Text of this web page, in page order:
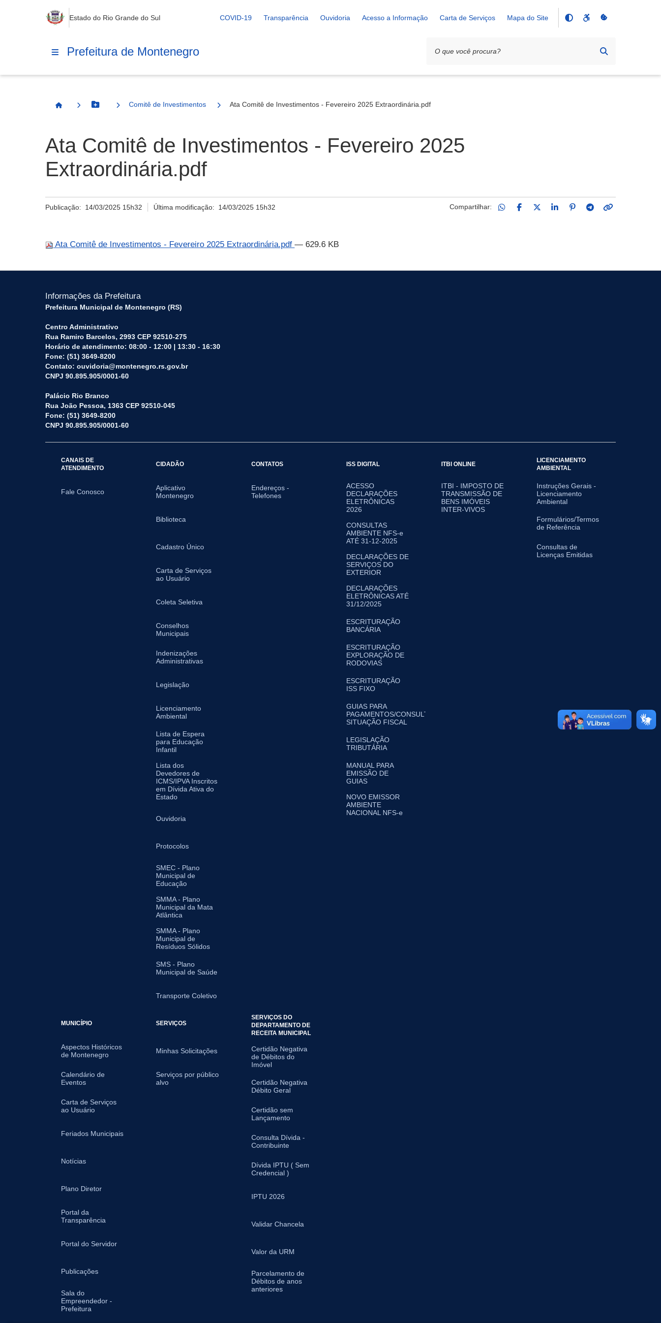
Estado do Rio Grande do Sul COVID-19 Transparência Ouvidoria Acesso a Informação Carta de Serviços Mapa do Site
Prefeitura de Montenegro
Página InicialBotão Menu
Comitê de Investimentos Ata Comitê de Investimentos - Fevereiro 2025 Extraordinária.pdf
Ata Comitê de Investimentos - Fevereiro 2025
Extraordinária.pdf
Publicação: 14/03/2025 15h32 Última modificação: 14/03/2025 15h32 Compartilhar:
Ata Comitê de Investimentos - Fevereiro 2025 Extraordinária.pdf — 629.6 KB
Informações da Prefeitura
Prefeitura Municipal de Montenegro (RS)
Centro Administrativo
Rua Ramiro Barcelos, 2993 CEP 92510-275
Horário de atendimento: 08:00 - 12:00 | 13:30 - 16:30
Fone: (51) 3649-8200
Contato: ouvidoria@montenegro.rs.gov.br
CNPJ 90.895.905/0001-60
Palácio Rio Branco
Rua João Pessoa, 1363 CEP 92510-045
Fone: (51) 3649-8200
CNPJ 90.895.905/0001-60
CANAIS DE
ATENDIMENTO
Fale Conosco
CIDADÃO
Aplicativo
Montenegro
Biblioteca
Cadastro Único
Carta de Serviços
ao Usuário
Coleta Seletiva
Conselhos
Municipais
Indenizações
Administrativas
Legislação
Licenciamento
Ambiental
Lista de Espera
para Educação
Infantil
Lista dos
Devedores de
ICMS/IPVA Inscritos
em Dívida Ativa do
Estado
Ouvidoria
Protocolos
SMEC - Plano
Municipal de
Educação
SMMA - Plano
Municipal da Mata
Atlântica
SMMA - Plano
Municipal de
Resíduos Sólidos
SMS - Plano
Municipal de Saúde
Transporte Coletivo
CONTATOS
Endereços -
Telefones
ISS DIGITAL
ACESSO
DECLARAÇÕES
ELETRÔNICAS
2026
CONSULTAS
AMBIENTE NFS-e
ATÉ 31-12-2025
DECLARAÇÕES DE
SERVIÇOS DO
EXTERIOR
DECLARAÇÕES
ELETRÔNICAS ATÉ
31/12/2025
ESCRITURAÇÃO
BANCÁRIA
ESCRITURAÇÃO
EXPLORAÇÃO DE
RODOVIAS
ESCRITURAÇÃO
ISS FIXO
GUIAS PARA
PAGAMENTOS/CONSULTA
SITUAÇÃO FISCAL
LEGISLAÇÃO
TRIBUTÁRIA
MANUAL PARA
EMISSÃO DE
GUIAS
NOVO EMISSOR
AMBIENTE
NACIONAL NFS-e
ITBI ONLINE
ITBI - IMPOSTO DE
TRANSMISSÃO DE
BENS IMÓVEIS
INTER-VIVOS
LICENCIAMENTO
AMBIENTAL
Instruções Gerais -
Licenciamento
Ambiental
Formulários/Termos
de Referência
Consultas de
Licenças Emitidas
MUNICÍPIO
Aspectos Históricos
de Montenegro
Calendário de
Eventos
Carta de Serviços
ao Usuário
Feriados Municipais
Notícias
Plano Diretor
Portal da
Transparência
Portal do Servidor
Publicações
Sala do
Empreendedor -
Prefeitura
SERVIÇOS
Minhas Solicitações
Serviços por público
alvo
SERVIÇOS DO
DEPARTAMENTO DE
RECEITA MUNICIPAL
Certidão Negativa
de Débitos do
Imóvel
Certidão Negativa
Débito Geral
Certidão sem
Lançamento
Consulta Dívida -
Contribuinte
Dívida IPTU ( Sem
Credencial )
IPTU 2026
Validar Chancela
Valor da URM
Parcelamento de
Débitos de anos
anteriores